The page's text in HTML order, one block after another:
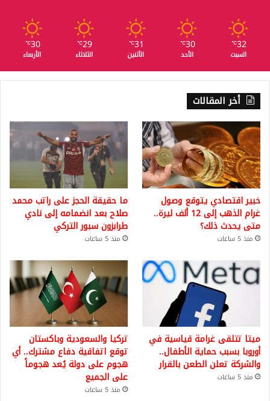
32
℃
السبت
30
℃
الأحد
31
℃
الأثنين
29
℃
الثلاثاء
30
℃
الأربعاء
أخر المقالات
خبير اقتصادي يتوقع وصول
غرام الذهب إلى 12 ألف ليرة..
متى يحدث ذلك؟
منذ 5 ساعات
ما حقيقة الحجز على راتب محمد
صلاح بعد انضمامه إلى نادي
طرابزون سبور التركي
منذ 5 ساعات
ميتا تتلقى غرامة قياسية في
أوروبا بسبب حماية الأطفال..
والشركة تعلن الطعن بالقرار
منذ 5 ساعات
تركيا والسعودية وباكستان
توقع اتفاقية دفاع مشترك.. أي
هجوم على دولة يُعد هجوماً
على الجميع
منذ 5 ساعات